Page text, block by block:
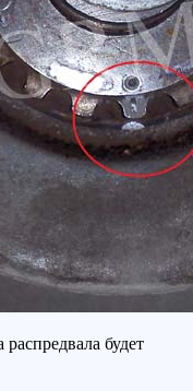
будет